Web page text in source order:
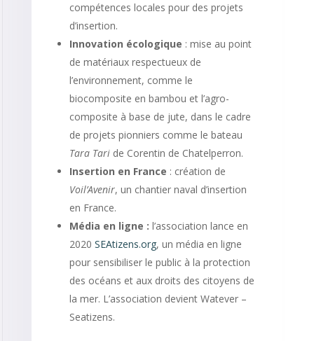
compétences locales pour des projets
d’insertion.
Innovation écologique : mise au point
de matériaux respectueux de
l’environnement, comme le
biocomposite en bambou et l’agro-
composite à base de jute, dans le cadre
de projets pionniers comme le bateau
Tara Taride Corentin de Chatelperron.
Insertion en France : création de
Voil’Avenir, un chantier naval d’insertion
en France.
Média en ligne : l’association lance en
2020 SEAtizens.org, un média en ligne
pour sensibiliser le public à la protection
des océans et aux droits des citoyens de
la mer. L’association devient Watever –
Seatizens.